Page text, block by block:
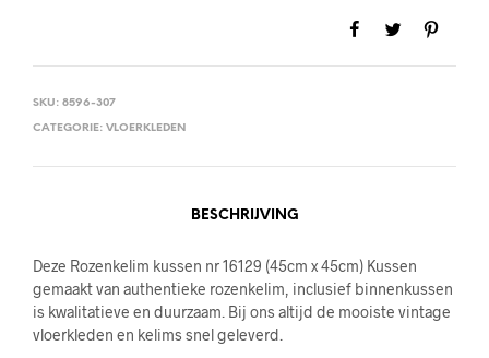
SKU: 8596-307
CATEGORIE: VLOERKLEDEN
BESCHRIJVING
Deze Rozenkelim kussen nr 16129 (45cm x 45cm) Kussen
gemaakt van authentieke rozenkelim, inclusief binnenkussen
is kwalitatieve en duurzaam. Bij ons altijd de mooiste vintage
vloerkleden en kelims snel geleverd.